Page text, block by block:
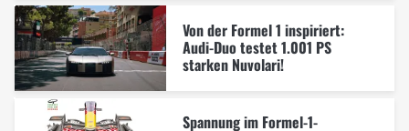
Von der Formel 1 inspiriert:
Audi-Duo testet 1.001 PS
starken Nuvolari!
Spannung im Formel-1-